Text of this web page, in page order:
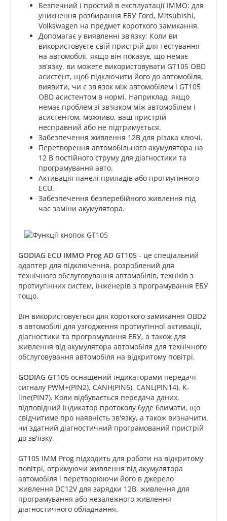
Безпечний і простий в експлуатації IMMO: для
уникнення розбирання ЕБУ Ford, Mitsubishi,
Volkswagen на предмет короткого замикання.
Допомагає у виявленні зв'язку: Коли ви
використовуєте свій пристрій для тестування
на автомобілі, якщо він показує, що немає
зв'язку, ви можете використовувати GT105 OBD
асистент, щоб підключити його до автомобіля,
виявити, чи є зв'язок між автомобілем і GT105
OBD асистентом в нормі. Наприклад, якщо
немає проблем зі зв'язком між автомобілем і
асистентом, можливо, ваш пристрій
несправний або не підтримується.
Забезпечення живлення 12В для різака ключі.
Перетворення автомобільного акумулятора на
12 В постійного струму для діагностики та
програмування авто.
Активація панелі приладів або протиугінного
ECU.
Забезпечення безперебійного живлення під
час заміни акумулятора.
GODIAG ECU IMMO Prog AD GT105 - це спеціальний
адаптер для підключення, розроблений для
технічного обслуговування автомобілів, техніків з
протиугінних систем, інженерів з програмування ЕБУ
тощо.
Він використовується для короткого замикання OBD2
в автомобілі для узгодження протиугінної активації,
діагностики та програмування ЕБУ, а також для
живлення від акумулятора автомобіля для технічного
обслуговування автомобіля на відкритому повітрі.
GODIAG GT105 оснащений індикаторами передачі
сигналу PWM+(PIN2), CANH(PIN6), CANL(PIN14), K-
line(PIN7). Коли відбувається передача даних,
відповідний індикатор протоколу буде блимати, що
свідчитиме про наявність зв'язку, а також визначити,
чи здатний діагностичний програмований пристрій
до зв'язку.
GT105 IMM Prog підходить для роботи на відкритому
повітрі, отримуючи живлення від акумулятора
автомобіля і перетворюючи його в джерело
живлення DC12V для зарядки 12В, живлення для
програмування або незалежного живлення
діагностичного обладнання.